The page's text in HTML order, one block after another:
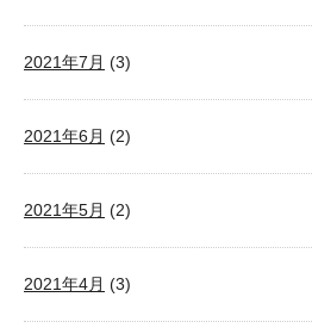
2021年7月 (3)
2021年6月 (2)
2021年5月 (2)
2021年4月 (3)